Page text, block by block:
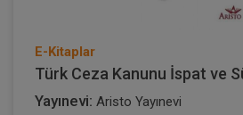
E-Kitaplar
Türk Ceza Kanunu İspat ve
Yayınevi: Aristo Yayınevi